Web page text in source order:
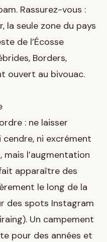
Rassurez-vous :
la seule zone du pays
de l’Écosse
Borders,
ouvert au bivouac.
: ne laisser
ni excrément
l’augmentation
apparaître des
le long de la
des spots Instagram
Un campement
pour des années et